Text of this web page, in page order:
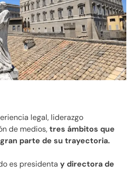
legal, liderazgo
de medios,tres ámbitos que
parte de su trayectoria.
es presidenta y directora de